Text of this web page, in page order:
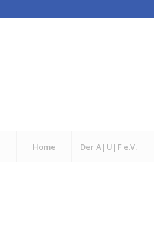
Home Der A|U|F e.V.